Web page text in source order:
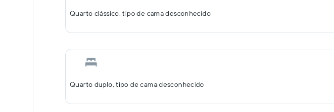
Quarto clássico, tipo de cama desconhecido
Quarto duplo, tipo de cama desconhecido